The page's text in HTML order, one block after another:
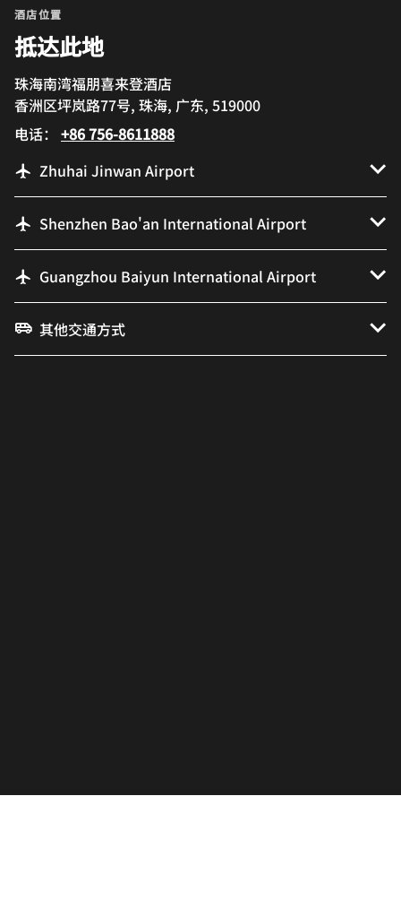
酒店位置
抵达此地
珠海南湾福朋喜来登酒店
香洲区坪岚路77号, 珠海, 广东, 519000
电话： +86 756-8611888
Zhuhai Jinwan Airport
Shenzhen Bao'an International Airport
Guangzhou Baiyun International Airport
其他交通方式